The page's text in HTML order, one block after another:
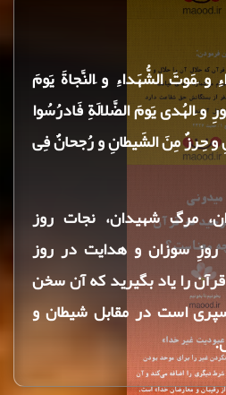
َمَوتَ الشُّهَداءِ و َالنَّجاةَ يَومَ
و َالهُدى يَومَ الضَّلالَةِ فَادرُسُوا
و حِرزٌ مِنَ الشَيطانِ و رُجحانٌ فِى
مرگ شهيدان، نجات روز
سوزان و هدايت در روز
را ياد بگيريد كه آن سخن
است در مقابل شيطان و